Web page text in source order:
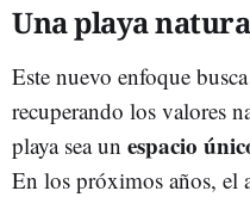
Una playa
Este nuevo enfoque
recuperando los valores
playa sea un espacio
En los próximos años, el